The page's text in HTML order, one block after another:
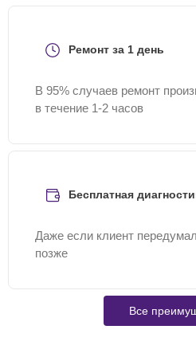
Ремонт за 1 день
В 95% случаев ремонт
в течение 1-2 часов
Бесплатная
Даже если клиент
позже
Все